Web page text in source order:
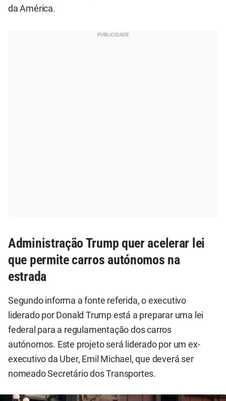
da América.
Administração Trump quer acelerar lei
que permite carros autónomos na
estrada
Segundo informa a fonte referida, o executivo
liderado por Donald Trump está a preparar uma lei
federal para a regulamentação dos carros
autónomos. Este projeto será liderado por um ex-
executivo da Uber, Emil Michael, que deverá ser
nomeado Secretário dos Transportes.